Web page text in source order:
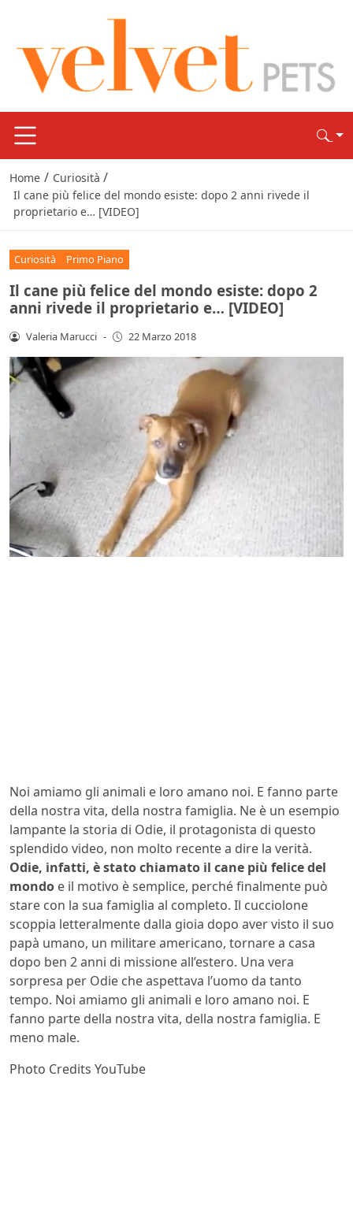
Home / Curiosità /
Il cane più felice del mondo esiste: dopo 2 anni rivede il
proprietario e… [VIDEO]
Curiosità Primo Piano
Il cane più felice del mondo esiste: dopo 2
anni rivede il proprietario e… [VIDEO]
Valeria Marucci - 22 Marzo 2018
Noi amiamo gli animali e loro amano noi. E fanno parte
della nostra vita, della nostra famiglia. Ne è un esempio
lampante la storia di Odie, il protagonista di questo
splendido video, non molto recente a dire la verità.
Odie, infatti, è stato chiamato il cane più felice del
mondo e il motivo è semplice, perché finalmente può
stare con la sua famiglia al completo. Il cucciolone
scoppia letteralmente dalla gioia dopo aver visto il suo
papà umano, un militare americano, tornare a casa
dopo ben 2 anni di missione all’estero. Una vera
sorpresa per Odie che aspettava l’uomo da tanto
tempo. Noi amiamo gli animali e loro amano noi. E
fanno parte della nostra vita, della nostra famiglia. E
meno male.
Photo Credits YouTube